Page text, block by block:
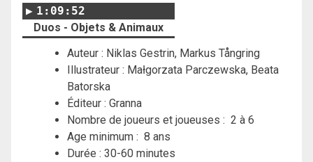
1:09:52
Duos - Objets & Animaux
Auteur : Niklas Gestrin, Markus Tångring
Illustrateur : Małgorzata Parczewska, Beata
Batorska
Éditeur : Granna
Nombre de joueurs et joueuses : 2 à 6
Age minimum : 8 ans
Durée : 30-60 minutes